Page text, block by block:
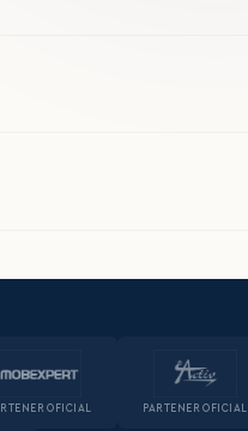
OFICIAL PARTENER OFICIAL